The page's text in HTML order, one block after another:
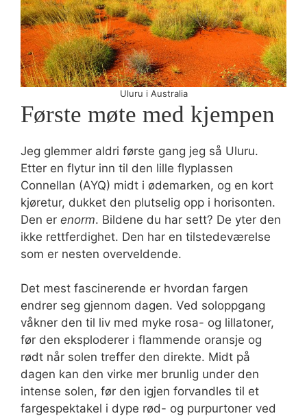
Uluru i Australia
Første møte med kjempen
Jeg glemmer aldri første gang jeg så Uluru.
Etter en flytur inn til den lille flyplassen
Connellan (AYQ) midt i ødemarken, og en kort
kjøretur, dukket den plutselig opp i horisonten.
Den er enorm. Bildene du har sett? De yter den
ikke rettferdighet. Den har en tilstedeværelse
som er nesten overveldende.
Det mest fascinerende er hvordan fargen
endrer seg gjennom dagen. Ved soloppgang
våkner den til liv med myke rosa- og lillatoner,
før den eksploderer i flammende oransje og
rødt når solen treffer den direkte. Midt på
dagen kan den virke mer brunlig under den
intense solen, før den igjen forvandles til et
fargespektakel i dype rød- og purpurtoner ved